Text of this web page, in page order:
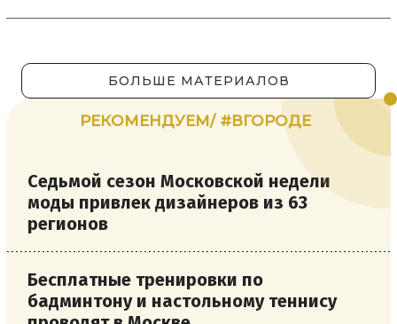
БОЛЬШЕ МАТЕРИАЛОВ
РЕКОМЕНДУЕМ/ #ВГОРОДЕ
Седьмой сезон Московской недели
моды привлек дизайнеров из 63
регионов
Бесплатные тренировки по
бадминтону и настольному теннису